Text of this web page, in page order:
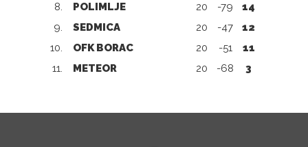
8.
POLIMLJE 20 -79
14
9.
SEDMICA 20 -47
12
10.
OFK BORAC 20 -51
11
11.
METEOR 20 -68 3